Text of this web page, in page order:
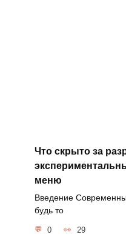
Что скрыто за
меню
Введение
будь то
0 29